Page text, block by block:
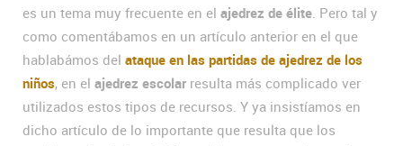
es un tema muy frecuente en el ajedrez de élite. Pero tal y
como comentábamos en un artículo anterior en el que
hablabámos del ataque en las partidas de ajedrez de los
niños, en el ajedrez escolar resulta más complicado ver
utilizados estos tipos de recursos. Y ya insistíamos en
dicho artículo de lo importante que resulta que los